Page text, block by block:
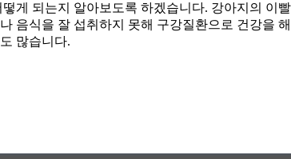
떻게 되는지 알아보도록 하겠습니다. 강아지의 이
음식을 잘 섭취하지 못해 구강질환으로 건강을
많습니다.